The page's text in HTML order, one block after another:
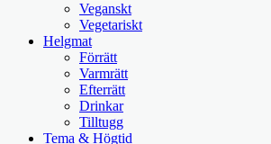
Veganskt
Vegetariskt
Helgmat
Förrätt
Varmrätt
Efterrätt
Drinkar
Tilltugg
Tema & Högtid